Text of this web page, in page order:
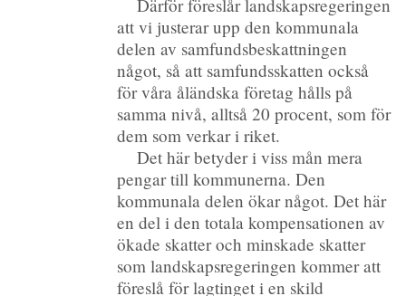
Därför föreslår landskapsregeringen
att vi justerar upp den kommunala
delen av samfundsbeskattningen
något, så att samfundsskatten också
för våra åländska företag hålls på
samma nivå, alltså 20 procent, som för
dem som verkar i riket.
Det här betyder i viss mån mera
pengar till kommunerna. Den
kommunala delen ökar något. Det här
en del i den totala kompensationen av
ökade skatter och minskade skatter
som landskapsregeringen kommer att
föreslå för lagtinget i en skild